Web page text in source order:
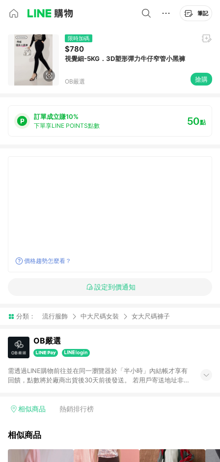
筆記
限時加碼
$780
視覺細-5KG．3D塑形彈力牛仔窄管小黑褲
OB嚴選 搶購
訂單成立賺10%
下單享LINE POINTS點數 50點
價格趨勢怎麼看？
設定到價通知
分類： 流行服飾 中大尺碼女裝 女大尺碼褲子
OB嚴選
需透過LINE購物前往並在同一瀏覽器於「半小時」內結帳才享有
回饋，點數將於廠商出貨後30天前後發送。 若用戶寄送地址非台
相似商品 熱銷排行榜
相似商品